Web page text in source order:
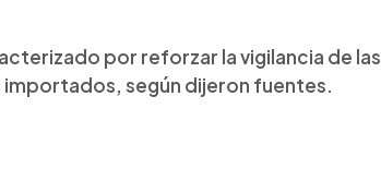
por reforzar la vigilancia de las
según dijeron fuentes.